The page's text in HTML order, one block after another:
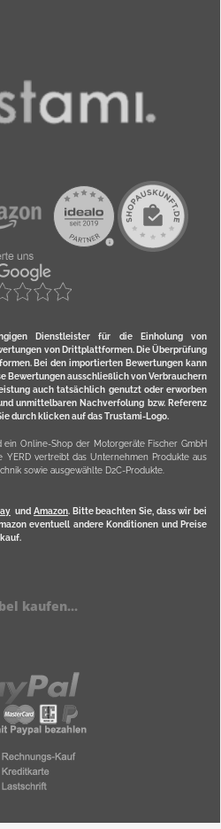
Dienstleister für die Einholung von
von Drittplattformen. Die Überprüfung
Bei den importierten Bewertungen kann
Bewertungen ausschließlich von Verbrauchern
auch tatsächlich genutzt oder erworben
unmittelbaren Nachverfolung bzw. Referenz
durch klicken auf das Trustami-Logo.
Online-Shop der Motorgeräte Fischer GmbH
vertreibt das Unternehmen Produkte aus
sowie ausgewählte D2C-Produkte.
und Amazon. Bitte beachten Sie, dass wir bei
eventuell andere Konditionen und Preise
kaufen...